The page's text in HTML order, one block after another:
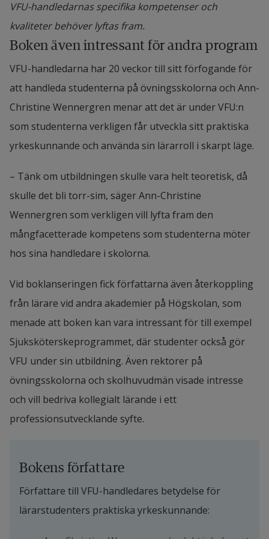
VFU-handledarnas specifika kompetenser och
kvaliteter behöver lyftas fram.
Boken även intressant för andra program
VFU-handledarna har 20 veckor till sitt förfogande för
att handleda studenterna på övningsskolorna och Ann-
Christine Wennergren menar att det är under VFU:n
som studenterna verkligen får utveckla sitt praktiska
yrkeskunnande och använda sin lärarroll i skarpt läge.
– Tänk om utbildningen skulle vara helt teoretisk, då
skulle det bli torr-sim, säger Ann-Christine
Wennergren som verkligen vill lyfta fram den
mångfacetterade kompetens som studenterna möter
hos sina handledare i skolorna.
Vid boklanseringen fick författarna även återkoppling
från lärare vid andra akademier på Högskolan, som
menade att boken kan vara intressant för till exempel
Sjuksköterskeprogrammet, där studenter också gör
VFU under sin utbildning. Även rektorer på
övningsskolorna och skolhuvudmän visade intresse
och vill bedriva kollegialt lärande i ett
professionsutvecklande syfte.
Bokens författare
Författare till VFU-handledares betydelse för
lärarstudenters praktiska yrkeskunnande: